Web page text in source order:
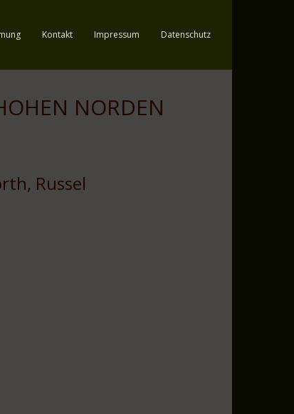
Kontakt Impressum Datenschutz
NORDEN
Russel